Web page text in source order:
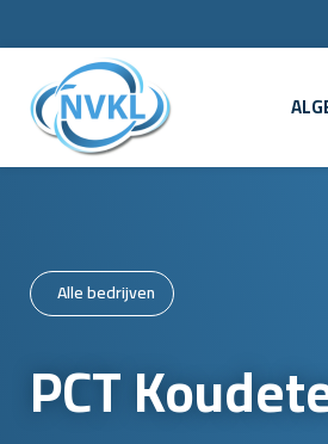
Alle bedrijven
PCT